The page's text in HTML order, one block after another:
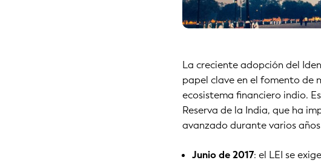
La creciente adopción del
papel clave en el fomento de
ecosistema financiero indio.
Reserva de la India, que ha
avanzado durante varios
Junio de 2017: el LEI se